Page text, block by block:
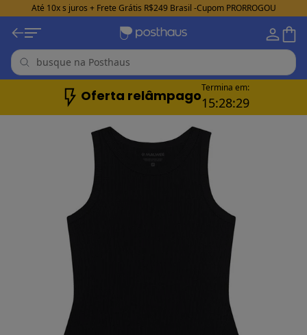
Até 10x s juros + Frete Grátis R$249 Brasil -Cupom PRORROGOU
Oferta relâmpagoTermina em:
15:28:27